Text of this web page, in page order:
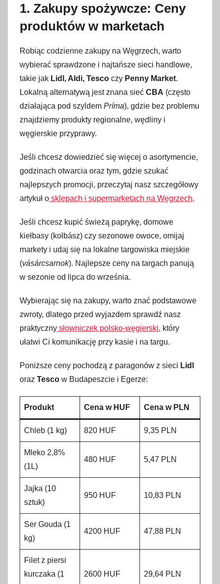
1. Zakupy spożywcze: Ceny
produktów w marketach
Robiąc codzienne zakupy na Węgrzech, warto
wybierać sprawdzone i najtańsze sieci handlowe,
takie jak Lidl, Aldi, Tesco czy Penny Market.
Lokalną alternatywą jest znana sieć CBA (często
działająca pod szyldem Príma), gdzie bez problemu
znajdziemy produkty regionalne, wędliny i
węgierskie przyprawy.
Jeśli chcesz dowiedzieć się więcej o asortymencie,
godzinach otwarcia oraz tym, gdzie szukać
najlepszych promocji, przeczytaj nasz szczegółowy
artykuł o sklepach i supermarketach na Węgrzech.
Jeśli chcesz kupić świeżą paprykę, domowe
kiełbasy (kolbász) czy sezonowe owoce, omijaj
markety i udaj się na lokalne targowiska miejskie
(vásárcsarnok). Najlepsze ceny na targach panują
w sezonie od lipca do września.
Wybierając się na zakupy, warto znać podstawowe
zwroty, dlatego przed wyjazdem sprawdź nasz
praktyczny słowniczek polsko-węgierski, który
ułatwi Ci komunikację przy kasie i na targu.
Poniższe ceny pochodzą z paragonów z sieci Lidl
oraz Tesco w Budapeszcie i Egerze:
Produkt Cena w HUF Cena w PLN
Chleb (1 kg) 820 HUF 9,35 PLN
Mleko 2,8%
(1L)
480 HUF 5,47 PLN
Jajka (10
sztuk)
950 HUF 10,83 PLN
Ser Gouda (1
kg)
4200 HUF 47,88 PLN
Filet z piersi
kurczaka (1
2600 HUF 29,64 PLN